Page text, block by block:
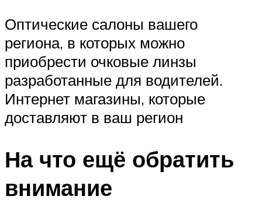
Оптические салоны вашего
региона, в которых можно
приобрести очковые линзы
разработанные для водителей.
Интернет магазины, которые
доставляют в ваш регион
На что ещё обратить
внимание